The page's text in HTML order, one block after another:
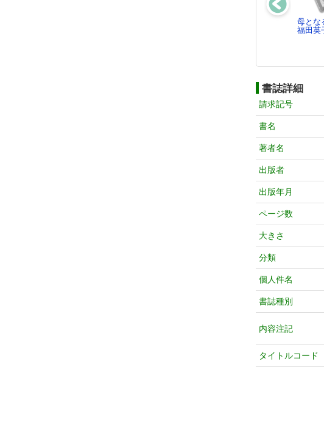
母とな
福田英
書誌詳細
請求記号
書名
著者名
出版者
出版年月
ページ数
大きさ
分類
個人件名
書誌種別
内容注記
タイトルコード